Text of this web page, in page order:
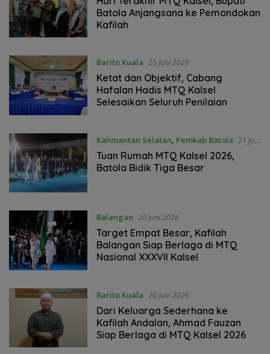
Batola Anjangsana ke Pemondokan
Kafilah
Barito Kuala 25 Juni 2026
Ketat dan Objektif, Cabang
Hafalan Hadis MTQ Kalsel
Selesaikan Seluruh Penilaian
Kalimantan Selatan, Pemkab Batola 21 Juni
2026
Tuan Rumah MTQ Kalsel 2026,
Batola Bidik Tiga Besar
Balangan 20 Juni 2026
Target Empat Besar, Kafilah
Balangan Siap Berlaga di MTQ
Nasional XXXVII Kalsel
Barito Kuala 20 Juni 2026
Dari Keluarga Sederhana ke
Kafilah Andalan, Ahmad Fauzan
Siap Berlaga di MTQ Kalsel 2026